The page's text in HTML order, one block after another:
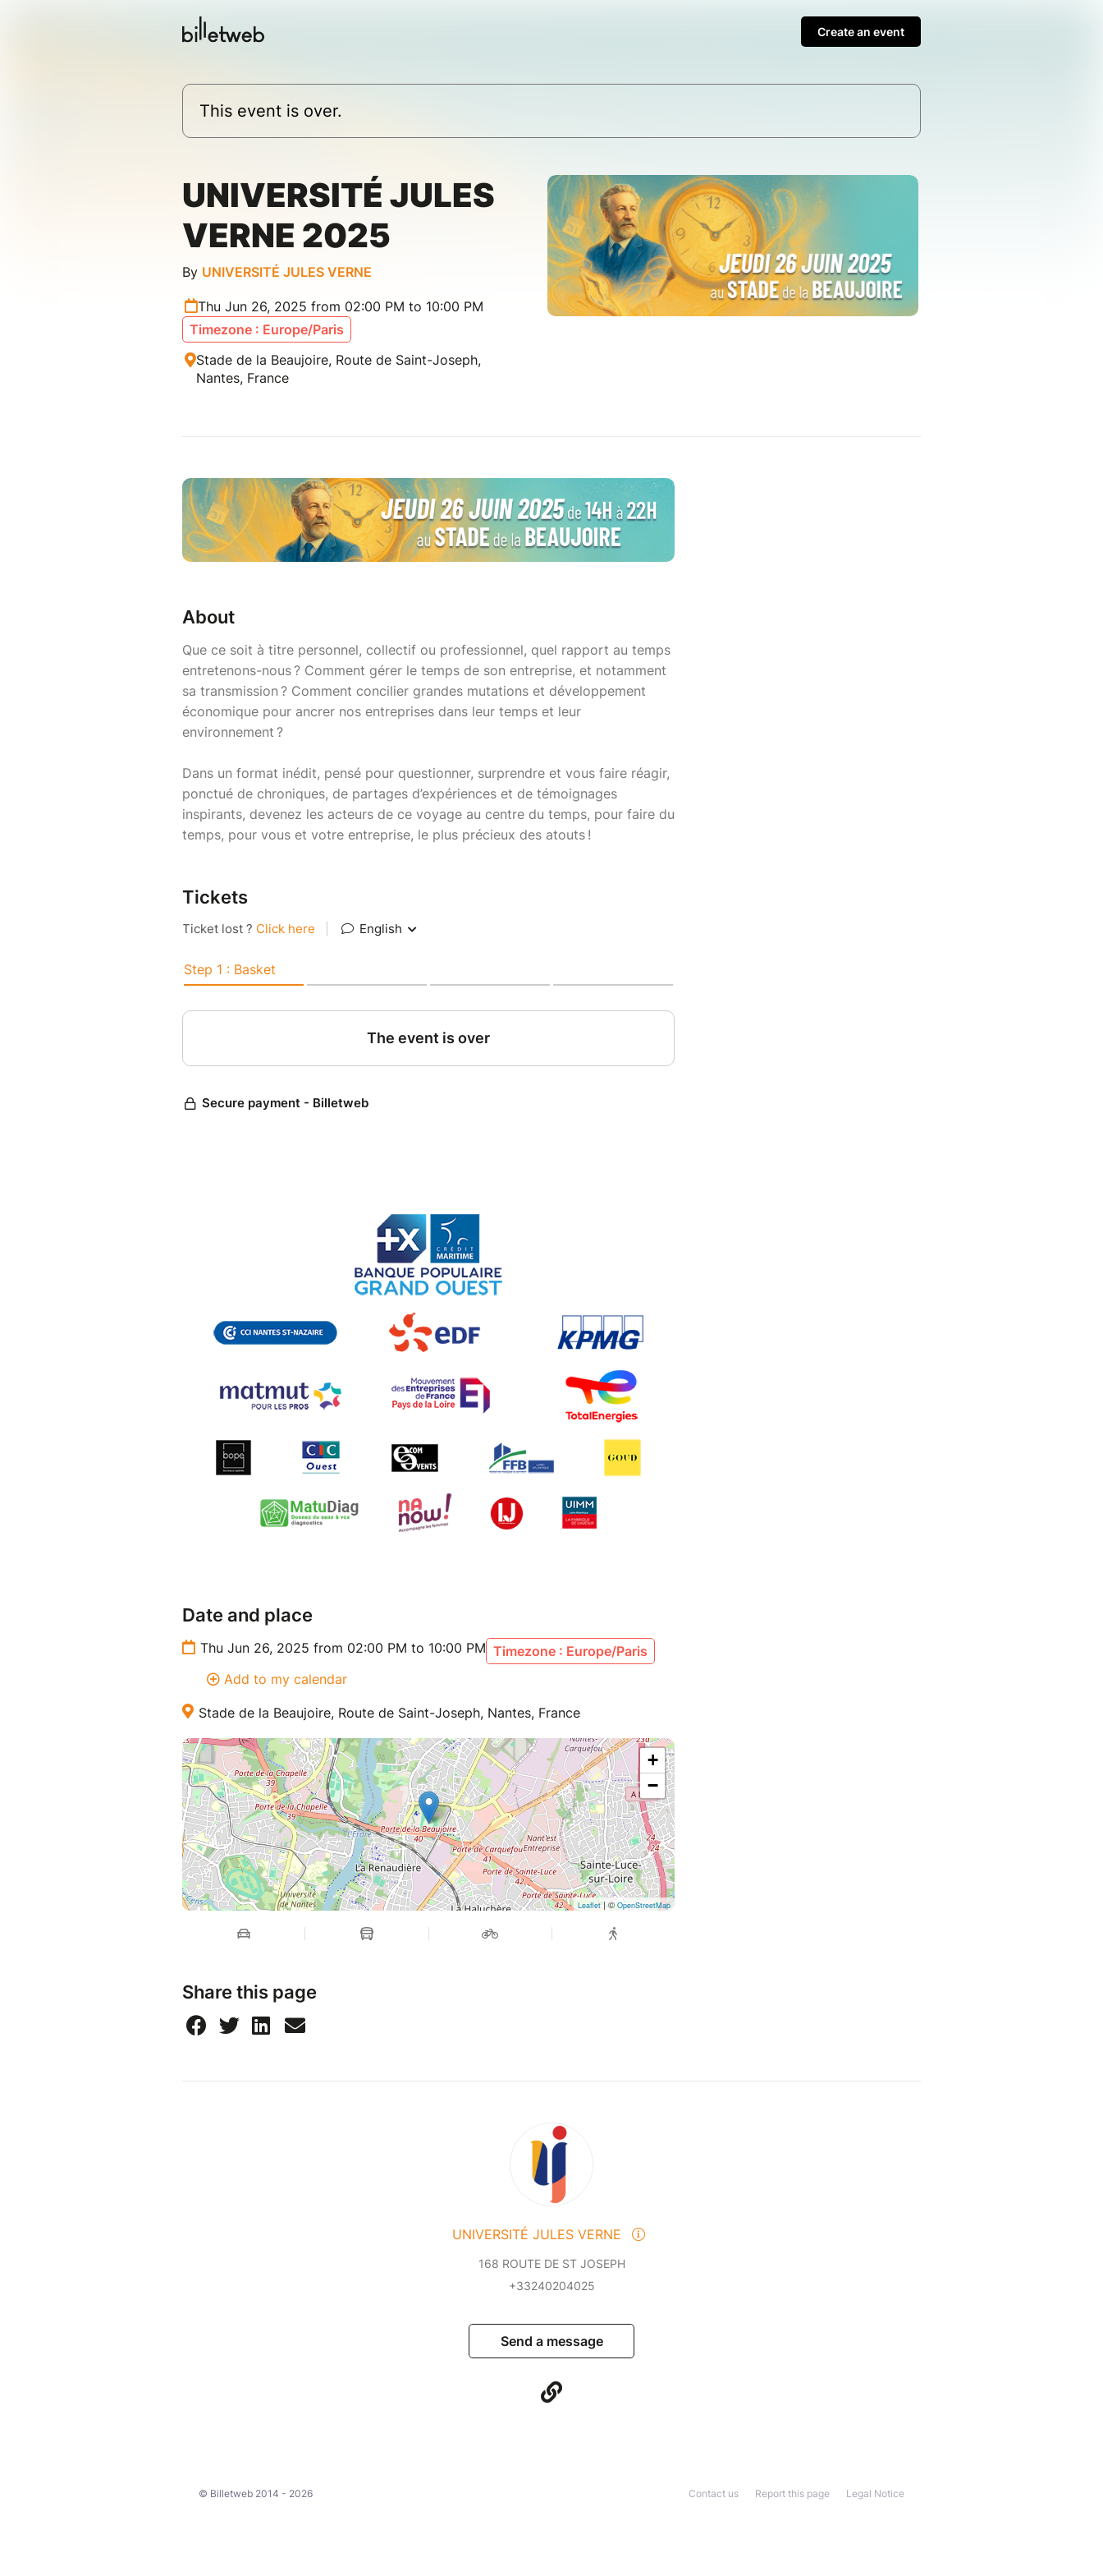
Create an event
This event is over.
UNIVERSITÉ JULES
VERNE 2025
By UNIVERSITÉ JULES VERNE
Thu Jun 26, 2025 from 02:00 PM to 10:00 PM
Timezone : Europe/Paris
Stade de la Beaujoire, Route de Saint-Joseph,
Nantes, France
About
Que ce soit à titre personnel, collectif ou professionnel, quel rapport au temps
entretenons-nous ? Comment gérer le temps de son entreprise, et notamment
sa transmission ? Comment concilier grandes mutations et développement
économique pour ancrer nos entreprises dans leur temps et leur
environnement ?
Dans un format inédit, pensé pour questionner, surprendre et vous faire réagir,
ponctué de chroniques, de partages d’expériences et de témoignages
inspirants, devenez les acteurs de ce voyage au centre du temps, pour faire du
temps, pour vous et votre entreprise, le plus précieux des atouts !
Tickets
Date and place
Thu Jun 26, 2025 from 02:00 PM to 10:00 PM Timezone : Europe/Paris
Add to my calendar
Stade de la Beaujoire, Route de Saint-Joseph, Nantes, France
+
−
Leaflet| ©OpenStreetMap
Share this page
UNIVERSITÉ JULES VERNE
168 ROUTE DE ST JOSEPH
+33240204025
Send a message
© Billetweb 2014 - 2026 Legal Notice
Report this page
Contact us